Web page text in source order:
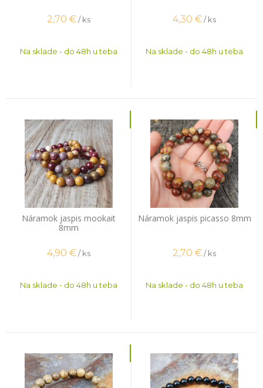
2,70 € / ks
Na sklade - do 48h u teba
4,30 €/ ks
Na sklade - do 48h u teba
Náramok jaspis mookait
8mm
4,90 € / ks
Na sklade - do 48h u teba
Náramok jaspis picasso 8mm
2,70 €/ ks
Na sklade - do 48h u teba